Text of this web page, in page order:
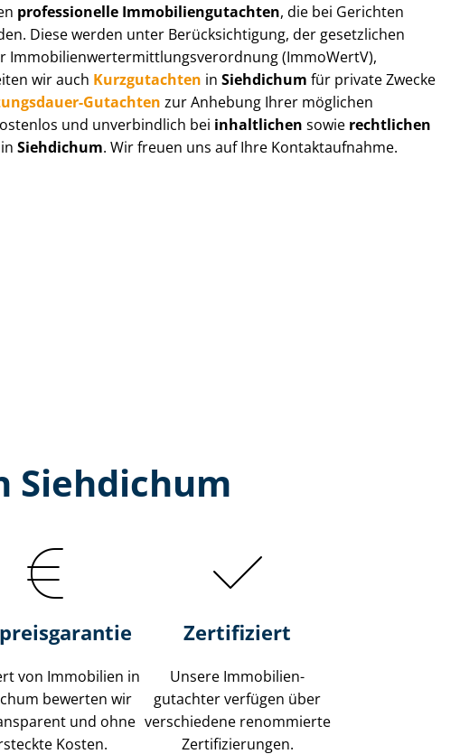
professionelle Im­mo­bi­li­en­gut­ach­ten, die bei Gerichten
Diese werden unter Be­rück­sich­ti­gung, der gesetzlichen
Im­mo­bi­li­en­wert­ermitt­lungs­ver­ord­nung (ImmoWertV),
wir auch Kurzgutachten in Siehdichum für private Zwecke
Gutachten zur Anhebung Ihrer möglichen
und unverbindlich bei inhaltlichen sowie rechtlichen
inSiehdichum. Wir freuen uns auf Ihre Kontaktaufnahme.
Siehdichum
von Immobilien in
bewerten wir
und ohne
Kosten.
Zertifiziert
Unsere Immobilien­
gutachter verfügen über
verschiedene renommierte
Zer­ti­fi­zie­run­gen.